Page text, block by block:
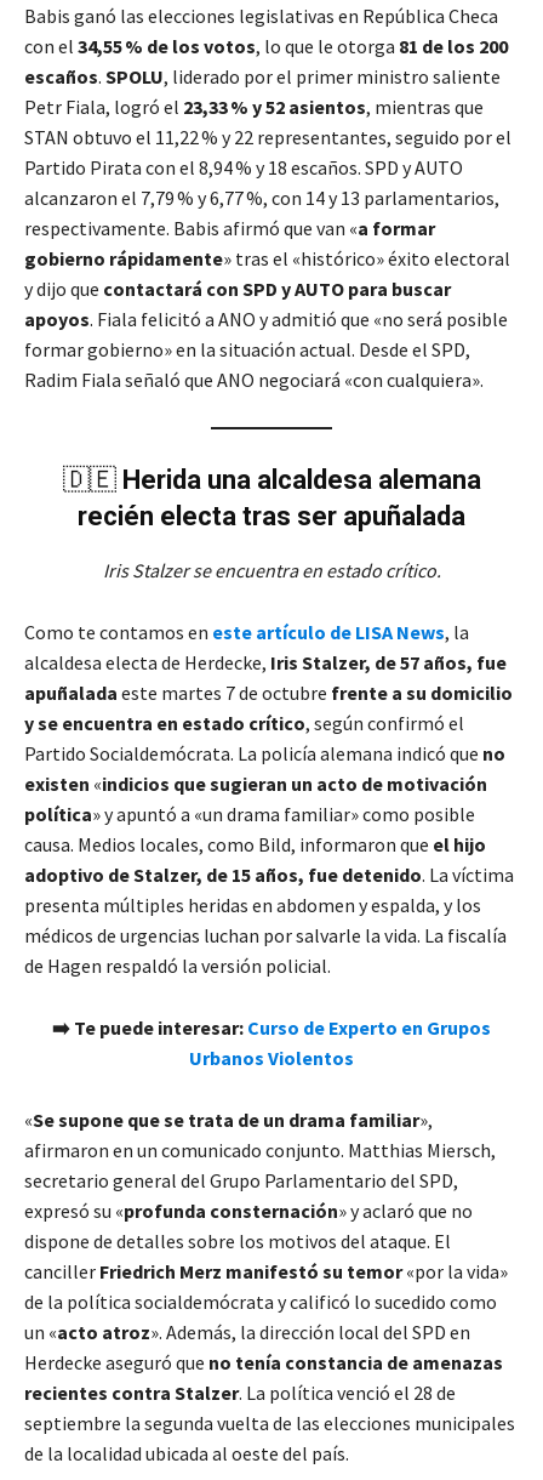
Babis ganó las elecciones legislativas en República Checa
con el 34,55 % de los votos, lo que le otorga 81 de los 200
escaños. SPOLU, liderado por el primer ministro saliente
Petr Fiala, logró el 23,33 % y 52 asientos, mientras que
STAN obtuvo el 11,22 % y 22 representantes, seguido por el
Partido Pirata con el 8,94 % y 18 escaños. SPD y AUTO
alcanzaron el 7,79 % y 6,77 %, con 14 y 13 parlamentarios,
respectivamente. Babis afirmó que van «a formar
gobierno rápidamente» tras el «histórico» éxito electoral
y dijo que contactará con SPD y AUTO para buscar
apoyos. Fiala felicitó a ANO y admitió que «no será posible
formar gobierno» en la situación actual. Desde el SPD,
Radim Fiala señaló que ANO negociará «con cualquiera».
🇩🇪 Herida una alcaldesa alemana
recién electa tras ser apuñalada
Iris Stalzer se encuentra en estado crítico.
Como te contamos en este artículo de LISA News, la
alcaldesa electa de Herdecke, Iris Stalzer, de 57 años, fue
apuñalada este martes 7 de octubre frente a su domicilio
y se encuentra en estado crítico, según confirmó el
Partido Socialdemócrata. La policía alemana indicó que no
existen «indicios que sugieran un acto de motivación
política» y apuntó a «un drama familiar» como posible
causa. Medios locales, como Bild, informaron que el hijo
adoptivo de Stalzer, de 15 años, fue detenido. La víctima
presenta múltiples heridas en abdomen y espalda, y los
médicos de urgencias luchan por salvarle la vida. La fiscalía
de Hagen respaldó la versión policial.
➡️ Te puede interesar: Curso de Experto en Grupos
Urbanos Violentos
«Se supone que se trata de un drama familiar»,
afirmaron en un comunicado conjunto. Matthias Miersch,
secretario general del Grupo Parlamentario del SPD,
expresó su «profunda consternación» y aclaró que no
dispone de detalles sobre los motivos del ataque. El
canciller Friedrich Merz manifestó su temor«por la vida»
de la política socialdemócrata y calificó lo sucedido como
un «acto atroz». Además, la dirección local del SPD en
Herdecke aseguró que no tenía constancia de amenazas
recientes contra Stalzer. La política venció el 28 de
septiembre la segunda vuelta de las elecciones municipales
de la localidad ubicada al oeste del país.